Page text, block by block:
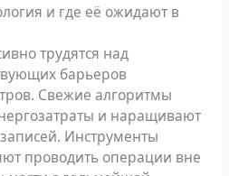
и где её ожидают в
трудятся над
барьеров
Свежие алгоритмы
и наращивают
Инструменты
проводить операции вне